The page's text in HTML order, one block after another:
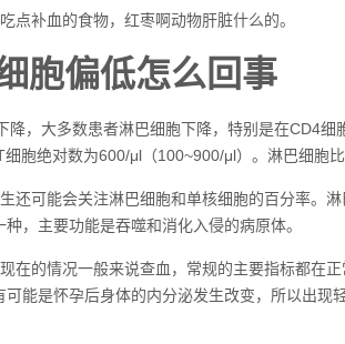
点补血的食物，红枣啊动物肝脏什么的。
胞偏低怎么回事
降，大多数患者淋巴细胞下降，特别是在CD4
胞绝对数为600/μl（100~900/μl）。淋巴细胞
还可能会关注淋巴细胞和单核细胞的百分率。
，主要功能是吞噬和消化入侵的病原体。
在的情况一般来说查血，常规的主要指标都在
可能是怀孕后身体的内分泌发生改变，所以出